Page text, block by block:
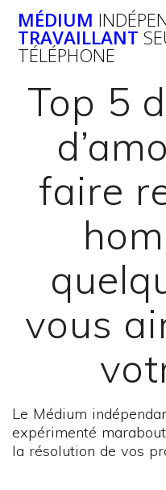
MÉDIUM
TRAVAILLANT
TÉLÉPHONE
Top 5
faire
vous
Le Médium
expérimenté
la résolution de vos